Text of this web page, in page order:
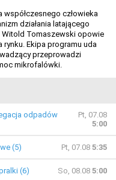
współczesnego człowieka
działania latającego
Tomaszewski opowie
Ekipa programu uda
przeprowadzi
mikrofalówki.
odpadów
Pt, 07.08
5:00
(5) Pt, 07.08 5:35
(6) So, 08.08 5:00